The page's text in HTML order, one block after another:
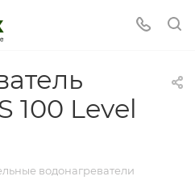
100 Level
водонагреватели